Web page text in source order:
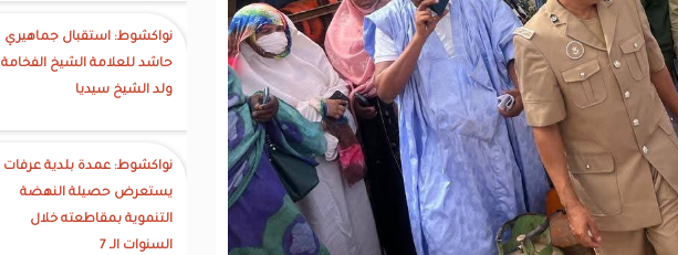
نواكشوط: استقبال جماهيري
حاشد للعلامة الشيخ الفخامة
ولد الشيخ سيديا
نواكشوط: عمدة بلدية عرفات
يستعرض حصيلة النهضة
التنموية بمقاطعته خلال
السنوات الـ 7